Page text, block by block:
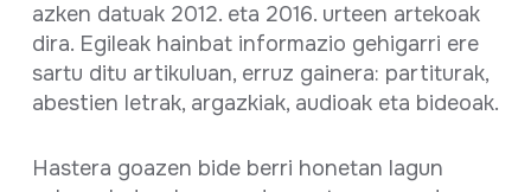
azken datuak 2012. eta 2016. urteen artekoak
dira. Egileak hainbat informazio gehigarri ere
sartu ditu artikuluan, erruz gainera: partiturak,
abestien letrak, argazkiak, audioak eta bideoak.
Hastera goazen bide berri honetan lagun